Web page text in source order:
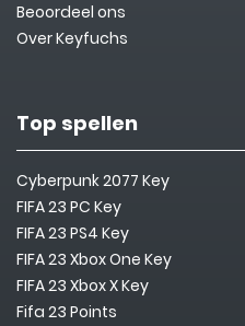
Beoordeel ons
Over Keyfuchs
Top spellen
Cyberpunk 2077 Key
FIFA 23 PC Key
FIFA 23 PS4 Key
FIFA 23 Xbox One Key
FIFA 23 Xbox X Key
Fifa 23 Points